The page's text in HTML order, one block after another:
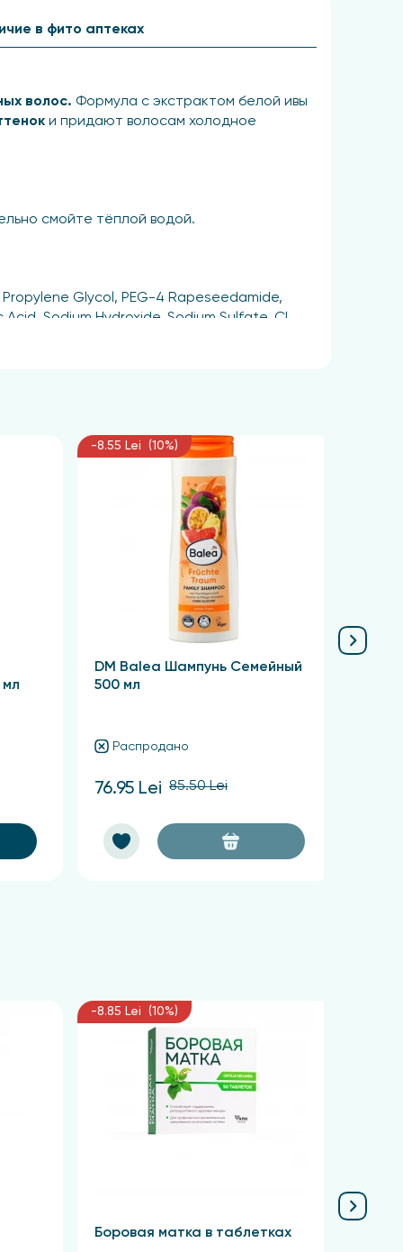
волос. Формула с экстрактом белой ивы
и придают волосам холодное
смойте тёплой водой.
Glycol, PEG-4 Rapeseedamide,
Sodium Hydroxide, Sodium Sulfate, CI
в фито аптеках
мл
-8.55 Lei (10%)
DM Balea Шампунь Семейный
500 мл
Распродано
76.95 Lei 85.50 Lei
-8.85 Lei (10%)
Боровая матка в таблетках